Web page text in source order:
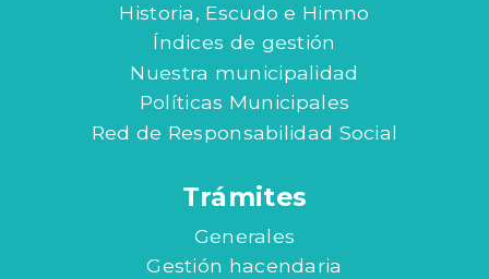
Historia, Escudo e Himno
Índices de gestión
Nuestra municipalidad
Políticas Municipales
Red de Responsabilidad Social
Trámites
Generales
Gestión hacendaria